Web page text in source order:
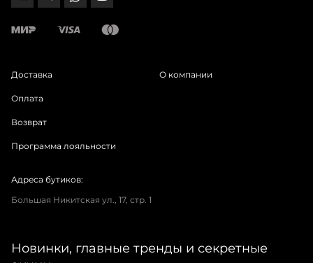
Доставка
Оплата
Возврат
Программа лояльности
О компании
Адреса бутиков:
Большая Никитская ул., 17, стр. 1
Новинки, главные тренды и секретные